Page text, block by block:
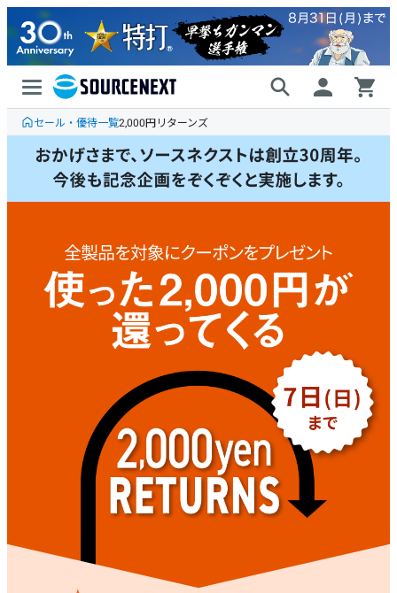
セール・優待一覧2,000円リターンズ